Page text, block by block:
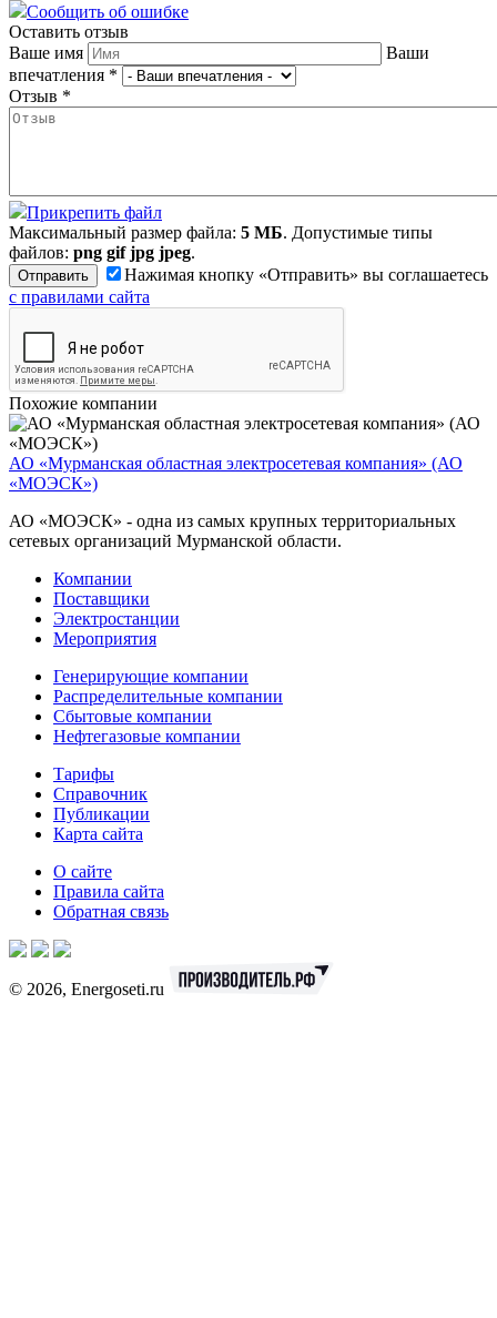
Сообщить об ошибке
Оставить отзыв
Ваше имя
Ваши
впечатления *
Отзыв *
Прикрепить файл
Максимальный размер файла: 5 МБ. Допустимые типы
файлов: png gif jpg jpeg.
Нажимая кнопку «Отправить» вы соглашаетесь
с правилами сайта
Похожие компании
АО «Мурманская областная электросетевая компания» (АО
«МОЭСК»)
АО «МОЭСК» - одна из самых крупных территориальных
сетевых организаций Мурманской области.
Компании
Поставщики
Электростанции
Мероприятия
Генерирующие компании
Распределительные компании
Сбытовые компании
Нефтегазовые компании
Тарифы
Справочник
Публикации
Карта сайта
О сайте
Правила сайта
Обратная связь
© 2026, Energoseti.ru